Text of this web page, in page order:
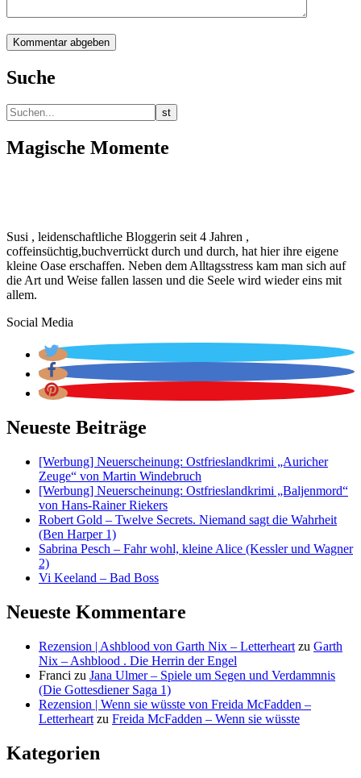
Suche
Magische Momente
Susi , leidenschaftliche Bloggerin seit 4 Jahren ,
coffeinsüchtig,buchverrückt durch und durch, hat hier ihre eigene
kleine Oase erschaffen. Neben dem Alltagsstress kam man sich auf
die Art und Weise fallen lassen und die Seele wird wieder eins mit
allem.
Social Media
Neueste Beiträge
[Werbung] Neuerscheinung: Ostfrieslandkrimi „Auricher
Zeuge“ von Martin Windebruch
[Werbung] Neuerscheinung: Ostfrieslandkrimi „Baljenmord“
von Hans-Rainer Riekers
Robert Gold – Twelve Secrets. Niemand sagt die Wahrheit
(Ben Harper 1)
Sabrina Pesch – Fahr wohl, kleine Alice (Kessler und Wagner
2)
Vi Keeland – Bad Boss
Neueste Kommentare
Rezension | Ashblood von Garth Nix – Letterheart zu Garth
Nix – Ashblood . Die Herrin der Engel
Franci zu Jana Ulmer – Spiele um Segen und Verdammnis
(Die Gottesdiener Saga 1)
Rezension | Wenn sie wüsste von Freida McFadden –
Letterheart zu Freida McFadden – Wenn sie wüsste
Kategorien